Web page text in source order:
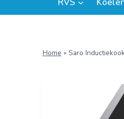
Home » Saro